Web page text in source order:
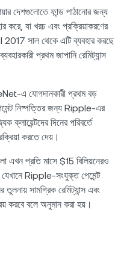
দেশগুলোতে ফান্ড পাঠানোর জন্য
যা খরচ এবং প্রক্রিয়াকরণের
সাল থেকে এটি ব্যবহার করছে
প্রথম জাপানি রেমিট্যান্স
এ যোগদানকারী প্রথম বড়
নিষ্পত্তির জন্য Ripple-এর
ক্লায়েন্টদের দিনের পরিবর্তে
করতে দেয়।
প্রতি মাসে $15 বিলিয়নেরও
যেখানে Ripple-সংযুক্ত পেমেন্ট
তুলনায় সামগ্রিক রেমিট্যান্স এবং
করবে বলে অনুমান করা হয়।